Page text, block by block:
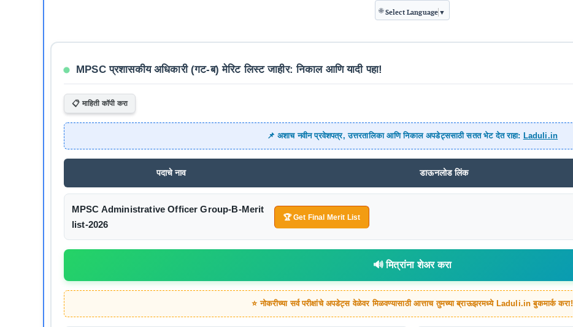
🌐 Select Language ▼
MPSC प्रशासकीय अधिकारी (गट-ब) मेरिट लिस्ट जाहीर: निकाल आणि यादी पहा!
📋 माहिती कॉपी करा
📌 अशाच नवीन प्रवेशपत्र, उत्तरतालिका आणि निकाल अपडेट्ससाठी सतत भेट देत राहा: Laduli.in
पदाचे नाव डाऊनलोड लिंक
MPSC Administrative Officer Group-B-Merit
list-2026
🏆 Get Final Merit List
🔊 मित्रांना शेअर करा
⭐ नोकरीच्या सर्व परीक्षांचे अपडेट्स वेळेवर मिळवण्यासाठी आत्ताच तुमच्या ब्राऊझरमध्ये Laduli.in बुकमार्क करा!